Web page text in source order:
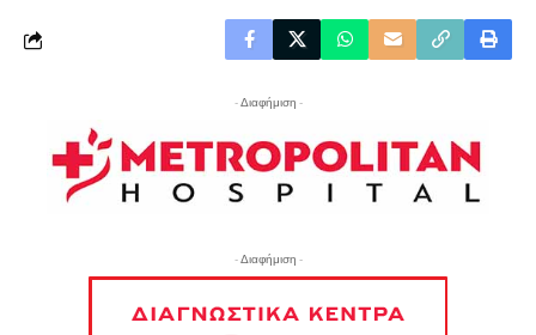
- Διαφήμιση -
- Διαφήμιση -